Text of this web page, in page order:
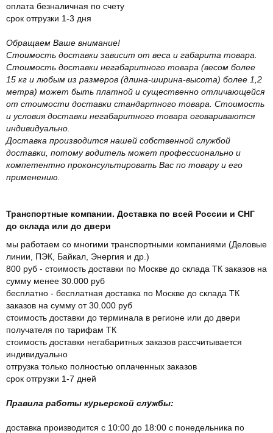
оплата безналичная по счету
срок отгрузки 1-3 дня
Обращаем Ваше внимание!
Стоимость доставки зависит от веса и габарита товара.
Стоимость доставки негабаритного товара (весом более
15 кг и любым из размеров (длина-ширина-высота) более 1,2
метра) может быть платной и существенно отличающейся
от стоимости доставки стандартного товара. Стоимость
и условия доставки негабаритного товара оговариваются
индивидуально.
Доставка производится нашей собственной службой
доставки, потому водитель может профессионально и
компетентно проконсультировать Вас по товару и его
применению.
Транспортные компании. Доставка по всей России и СНГ
до склада или до двери
мы работаем со многими транспортными компаниями (Деловые
линии, ПЭК, Байкал, Энергия и др.)
800 руб - стоимость доставки по Москве до склада ТК заказов на
сумму менее 30.000 руб
бесплатно - бесплатная доставка по Москве до склада ТК
заказов на сумму от 30.000 руб
стоимость доставки до терминала в регионе или до двери
получателя по тарифам ТК
стоимость доставки негабаритных заказов рассчитывается
индивидуально
отгрузка только полностью оплаченных заказов
срок отгрузки 1-7 дней
Правила работы курьерской службы:
доставка производится с 10:00 до 18:00 с понедельника по